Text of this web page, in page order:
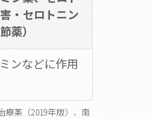
・セロトニン
薬）
ンなどに作用
療薬（2019年版）、南